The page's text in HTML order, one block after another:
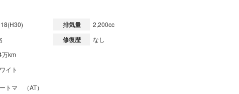
(H30) 排気量 2,200cc
修復歴 なし
万km
イト
トマ （AT）